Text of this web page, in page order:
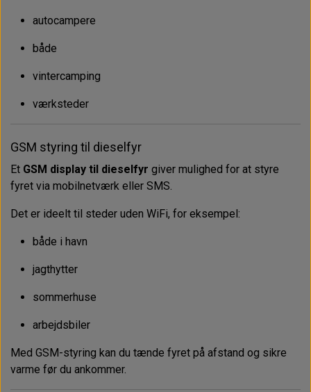
autocampere
både
vintercamping
værksteder
GSM styring til dieselfyr
Et GSM display til dieselfyr giver mulighed for at styre
fyret via mobilnetværk eller SMS.
Det er ideelt til steder uden WiFi, for eksempel:
både i havn
jagthytter
sommerhuse
arbejdsbiler
Med GSM-styring kan du tænde fyret på afstand og sikre
varme før du ankommer.